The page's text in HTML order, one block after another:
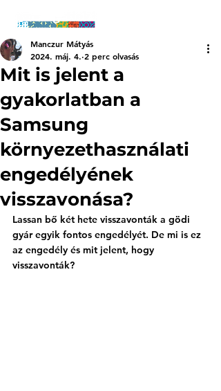
Mit is jelent a
gyakorlatban a
Samsung
környezethasználati
engedélyének
visszavonása?
Manczur Mátyás
2024. máj. 4. 2 perc olvasás
Lassan bő két hete visszavonták a gödi
gyár egyik fontos engedélyét. De mi is ez
az engedély és mit jelent, hogy
visszavonták?